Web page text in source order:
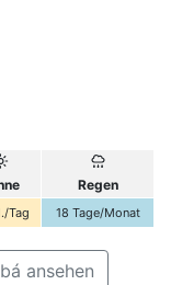
Regen
Tag 18 Tage/Monat
ansehen